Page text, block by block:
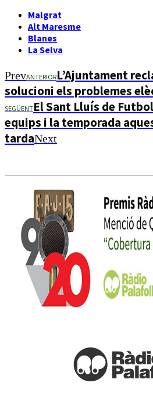
Malgrat
Alt Maresme
Blanes
La Selva
PrevANTERIORL’Ajuntament
solucioni els problemes
SEGÜENTEl Sant Lluís de
equips i la temporada
tardaNext